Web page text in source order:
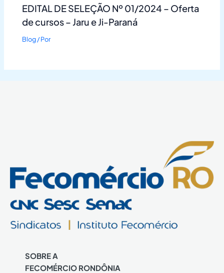
EDITAL DE SELEÇÃO Nº 01/2024 – Oferta
de cursos – Jaru e Ji-Paraná
Blog/ Por
SOBRE A
FECOMÉRCIO RONDÔNIA